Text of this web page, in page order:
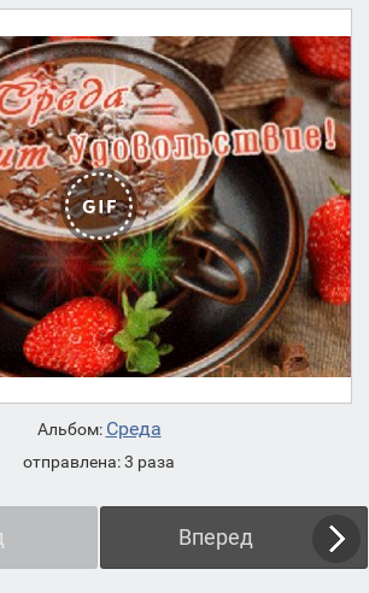
Альбом: Среда
отправлена: 3 раза
Вперед